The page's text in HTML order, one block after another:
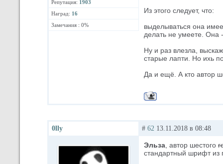
Репутация: 1903
Наград: 16
Замечания : 0%
Из этого следует, что:
выделываться она
делать не умеете. Она
Ну и раз влезла,
старые лапти. Но ихь
Да и ещё. А кто автор
0lly # 62 13.11.2018 в 08:48
Эльза , автор шестого
стандартный шрифт из